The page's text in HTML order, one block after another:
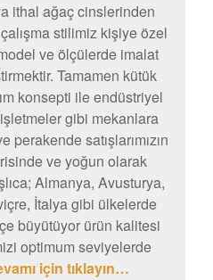
ithal ağaç cinslerinden
stilimiz kişiye özel
ve ölçülerde imalat
Tamamen kütük
konsepti ile endüstriyel
gibi mekanlara
perakende satışlarımızın
ve yoğun olarak
Almanya, Avusturya,
İtalya gibi ülkelerde
büyütüyor ürün kalitesi
optimum seviyelerde
için tıklayın…